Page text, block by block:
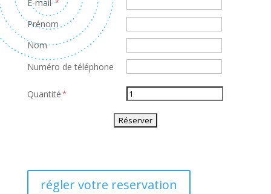
E-mail
Prénom
Nom
Numéro de téléphone
Quantité
régler votre reservation